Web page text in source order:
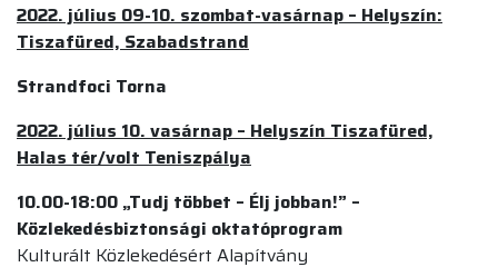
2022. július 09-10. szombat-vasárnap – Helyszín:
Tiszafüred, Szabadstrand
Strandfoci Torna
2022. július 10. vasárnap – Helyszín Tiszafüred,
Halas tér/volt Teniszpálya
10.00-18:00 „Tudj többet – Élj jobban!” –
Közlekedésbiztonsági oktatóprogram
Kulturált Közlekedésért Alapítvány